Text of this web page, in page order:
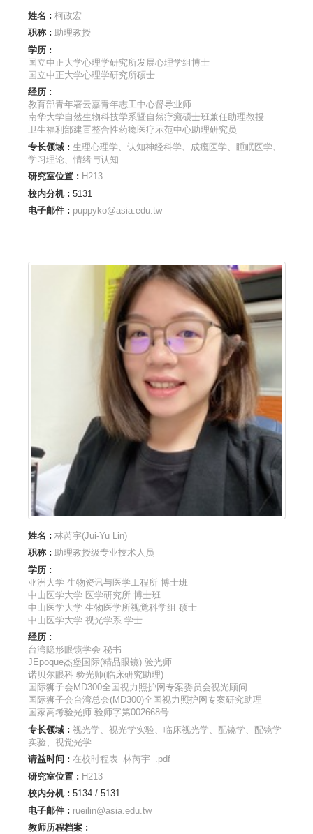
姓名 : 柯政宏
职称 : 助理教授
学历 :
国立中正大学心理学研究所发展心理学组博士
国立中正大学心理学研究所硕士
经历 :
教育部青年署云嘉青年志工中心督导业师
南华大学自然生物科技学系暨自然疗癒硕士班兼任助理教授
卫生福利部建置整合性药瘾医疗示范中心助理研究员
专长领域 : 生理心理学、认知神经科学、成瘾医学、睡眠医学、
学习理论、情绪与认知
研究室位置 : H213
校内分机 : 5131
电子邮件 : puppyko@asia.edu.tw
姓名 : 林芮宇(Jui-Yu Lin)
职称 : 助理教授级专业技术人员
学历 :
亚洲大学 生物资讯与医学工程所 博士班
中山医学大学 医学研究所 博士班
中山医学大学 生物医学所视觉科学组 硕士
中山医学大学 视光学系 学士
经历 :
台湾隐形眼镜学会 秘书
JEpoque杰堡国际(精品眼镜) 验光师
诺贝尔眼科 验光师(临床研究助理)
国际狮子会MD300全国视力照护网专案委员会视光顾问
国际狮子会台湾总会(MD300)全国视力照护网专案研究助理
国家高考验光师 验师字第002668号
专长领域 : 视光学、视光学实验、临床视光学、配镜学、配镜学
实验、视觉光学
请益时间 : 在校时程表_林芮宇_.pdf
研究室位置 : H213
校内分机 : 5134 / 5131
电子邮件 : rueilin@asia.edu.tw
教师历程档案 :